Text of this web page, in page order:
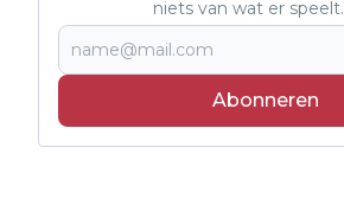
niets van wat er speelt.
Abonneren